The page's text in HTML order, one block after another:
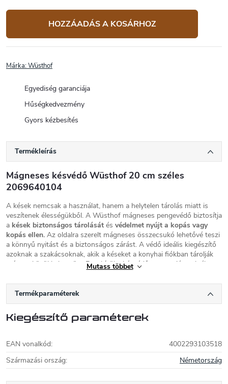
HOZZÁADÁS A KOSÁRHOZ
Márka:Wüsthof
Egyediség garanciája
Hűségkedvezmény
Gyors kézbesítés
Termékleírás
Mágneses késvédő Wüsthof 20 cm széles
2069640104
A kések nemcsak a használat, hanem a helytelen tárolás miatt is
veszítenek élességükből. A Wüsthof mágneses pengevédő biztosítja
a kések biztonságos tárolását és védelmet nyújt a kopás vagy
kopás ellen. Az oldalra szerelt mágneses összecsukó lehetővé teszi
a könnyű nyitást és a biztonságos zárást. A védő ideális kiegészítő
azoknak a szakácsoknak, akik a késeket a konyhai fiókban tárolják
más eszközökkel együtt. Ezenkívül a késvédő nagyon jó szolgálatot
A tokot alegfeljebb 20 cm pengehosszúságú
A Wüsthof a minőségi konyhakések egyik
elismert németországi gyártója. A késeket precíz
kidolgozás, ergonomikus markolat, nagy
Mutass többet
Termékparaméterek
Kiegészítő paraméterek
EAN vonalkód:
4002293103518
Származási ország: Németország